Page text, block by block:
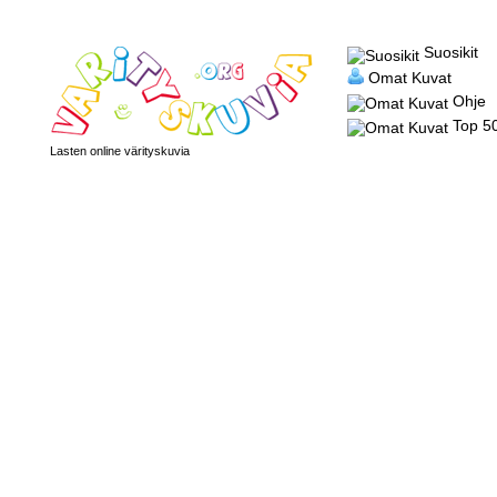
Lasten online värityskuvia
Suosikit
Omat Kuvat
Ohje
Top